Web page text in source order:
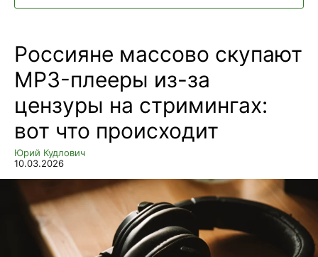
Россияне массово скупают
MP3-плееры из-за
цензуры на стримингах:
вот что происходит
Юрий Кудлович
10.03.2026